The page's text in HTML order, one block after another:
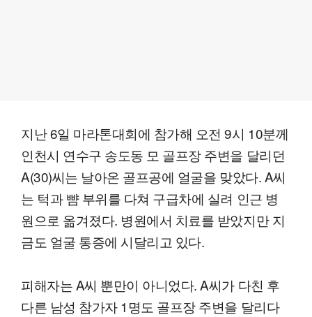
지난 6일 마라톤대회에 참가해 오전 9시 10분께
인천시 연수구 송도동 모 골프장 주변을 달리던
A(30)씨는 날아온 골프공에 얼굴을 맞았다. A씨
는 턱과 뺨 부위를 다쳐 구급차에 실려 인근 병
원으로 옮겨졌다. 병원에서 치료를 받았지만 지
금도 얼굴 통증에 시달리고 있다.
피해자는 A씨 뿐만이 아니었다. A씨가 다친 후
다른 남성 참가자 1명도 골프장 주변을 달리다